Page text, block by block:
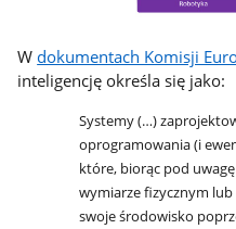
Wdokumentach Komisji
inteligencję określa się jako:
Systemy (…)
oprogramowania (i
które, biorąc pod uwagę
wymiarze fizycznym
swoje środowisko